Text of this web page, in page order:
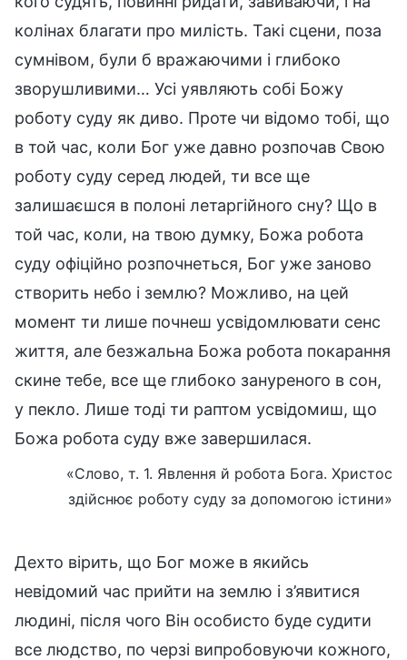
колінах благати про милість. Такі сцени, поза
сумнівом, були б вражаючими і глибоко
зворушливими… Усі уявляють собі Божу
роботу суду як диво. Проте чи відомо тобі, що
в той час, коли Бог уже давно розпочав Свою
роботу суду серед людей, ти все ще
залишаєшся в полоні летаргійного сну? Що в
той час, коли, на твою думку, Божа робота
суду офіційно розпочнеться, Бог уже заново
створить небо і землю? Можливо, на цей
момент ти лише почнеш усвідомлювати сенс
життя, але безжальна Божа робота покарання
скине тебе, все ще глибоко зануреного в сон,
у пекло. Лише тоді ти раптом усвідомиш, що
Божа робота суду вже завершилася.
«Слово, т. 1. Явлення й робота Бога. Христос
здійснює роботу суду за допомогою істини»
Дехто вірить, що Бог може в якийсь
невідомий час прийти на землю і з’явитися
людині, після чого Він особисто буде судити
все людство, по черзі випробовуючи кожного,